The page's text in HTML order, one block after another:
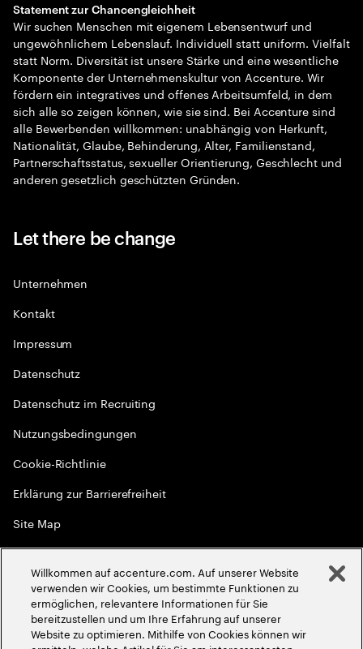
Statement zur Chancengleichheit
Wir suchen Menschen mit eigenem Lebensentwurf und
ungewöhnlichem Lebenslauf. Individuell statt uniform. Vielfalt
statt Norm. Diversität ist unsere Stärke und eine wesentliche
Komponente der Unternehmenskultur von Accenture. Wir
fördern ein integratives und offenes Arbeitsumfeld, in dem
sich alle so zeigen können, wie sie sind. Bei Accenture sind
alle Bewerbenden willkommen: unabhängig von Herkunft,
Nationalität, Glaube, Behinderung, Alter, Familienstand,
Partnerschaftsstatus, sexueller Orientierung, Geschlecht und
anderen gesetzlich geschützten Gründen.
Let there be change
Unternehmen
Kontakt
Impressum
Datenschutz
Datenschutz im Recruiting
Nutzungsbedingungen
Cookie-Richtlinie
Erklärung zur Barrierefreiheit
Site Map
Globale Meritokratie
2026Accenture. Alle Rechte vorbehalten
Willkommen auf accenture.com. Auf unserer Website
verwenden wir Cookies, um bestimmte Funktionen zu
ermöglichen, relevantere Informationen für Sie
bereitzustellen und um Ihre Erfahrung auf unserer
Website zu optimieren. Mithilfe von Cookies können wir